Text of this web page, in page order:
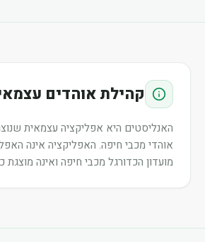
קהילת אוהדים
האנליסטים היא אפליקציה עצמאית
אוהדי מכבי חיפה. האפליקציה אינה
מועדון הכדורגל מכבי חיפה ואינה מוצגת